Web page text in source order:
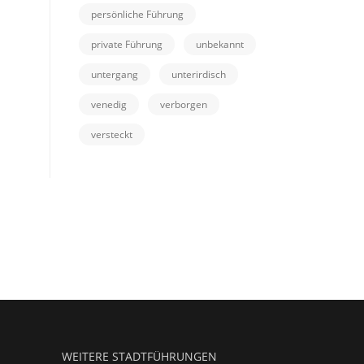
persönliche Führung
private Führung unbekannt
untergang unterirdisch
venedig verborgen
versteckt
WEITERE STADTFÜHRUNGEN